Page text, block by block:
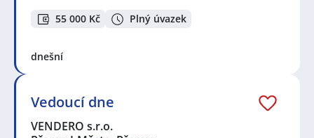
55 000 Kč Plný úvazek
dnešní
Vedoucí dne
VENDERO s.r.o.